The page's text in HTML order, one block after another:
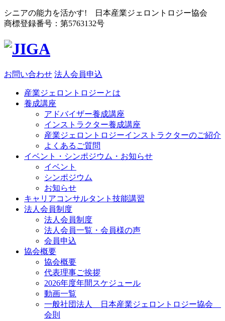
シニアの能力を活かす! 日本産業ジェロントロジー協会
商標登録番号：第5763132号
お問い合わせ 法人会員申込
産業ジェロントロジーとは
養成講座
アドバイザー養成講座
インストラクター養成講座
産業ジェロントロジーインストラクターのご紹介
よくあるご質問
イベント・シンポジウム・お知らせ
イベント
シンポジウム
お知らせ
キャリアコンサルタント技能講習
法人会員制度
法人会員制度
法人会員一覧・会員様の声
会員申込
協会概要
協会概要
代表理事ご挨拶
2026年度年間スケジュール
動画一覧
一般社団法人 日本産業ジェロントロジー協会
会則